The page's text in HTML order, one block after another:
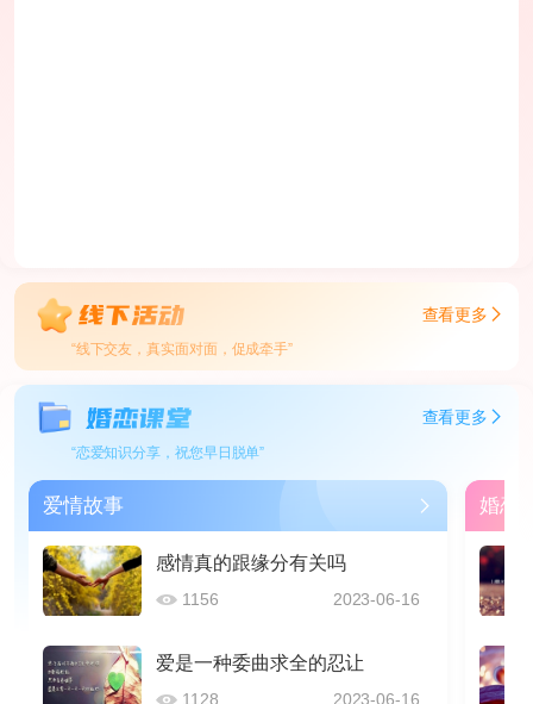
查看更多
“线下交友，真实面对面，促成牵手”
查看更多
“恋爱知识分享，祝您早日脱单”
爱情故事
感情真的跟缘分有关吗
1156 2023-06-16
爱是一种委曲求全的忍让
1128 2023-06-16
婚恋